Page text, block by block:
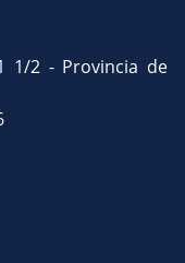
1/2 - Provincia de